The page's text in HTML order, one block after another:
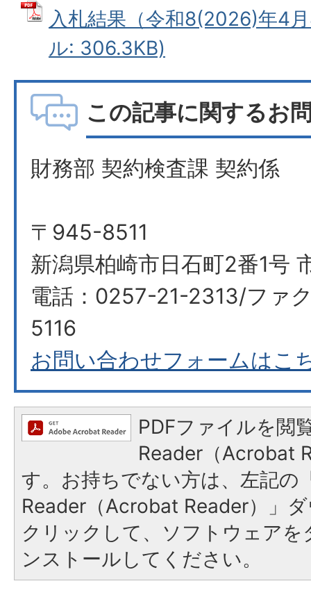
入札結果（令和8(2026)年4
ル: 306.3KB)
この記事に関するお
財務部 契約検査課 契約係
〒945-8511
新潟県柏崎市日石町2番1号
電話：0257-21-2313/ファ
5116
お問い合わせフォームはこ
PDFファイルを閲
Reader（Acrobat
す。お持ちでない方は、左記の
Reader（Acrobat Reader）」
クリックして、ソフトウェア
ンストールしてください。